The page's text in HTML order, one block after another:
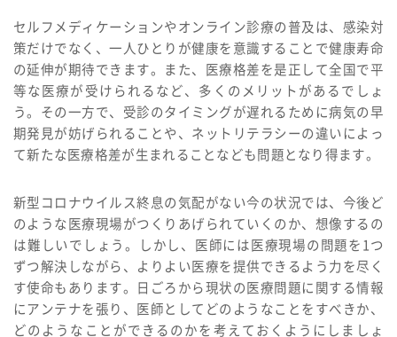
セルフメディケーションやオンライン診療の普及は、感染対
策だけでなく、一人ひとりが健康を意識することで健康寿命
の延伸が期待できます。また、医療格差を是正して全国で平
等な医療が受けられるなど、多くのメリットがあるでしょ
う。その一方で、受診のタイミングが遅れるために病気の早
期発見が妨げられることや、ネットリテラシーの違いによっ
て新たな医療格差が生まれることなども問題となり得ます。
新型コロナウイルス終息の気配がない今の状況では、今後ど
のような医療現場がつくりあげられていくのか、想像するの
は難しいでしょう。しかし、医師には医療現場の問題を1つ
ずつ解決しながら、よりよい医療を提供できるよう力を尽く
す使命もあります。日ごろから現状の医療問題に関する情報
にアンテナを張り、医師としてどのようなことをすべきか、
どのようなことができるのかを考えておくようにしましょ